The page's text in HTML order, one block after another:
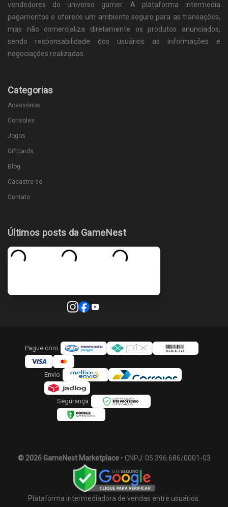
vendedores do universo gamer. A plataforma intermedia
pagamentos e oferece um ambiente seguro para as transações,
mas não comercializa diretamente os produtos anunciados,
sendo responsabilidade dos usuários as informações e
negociações realizadas.
Categorias
Acessórios
Consoles
Jogos
Giftcards
Blog
Cadastre-se
Contato
Últimos posts da GameNest
Pague com
Envio
Segurança
© 2026 GameNest Marketplace• CNPJ: 05.396.686/0001-03
Plataforma intermediadora de vendas entre usuários.